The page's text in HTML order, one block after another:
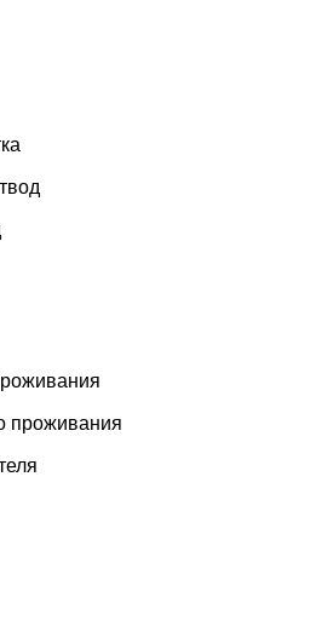
проживания